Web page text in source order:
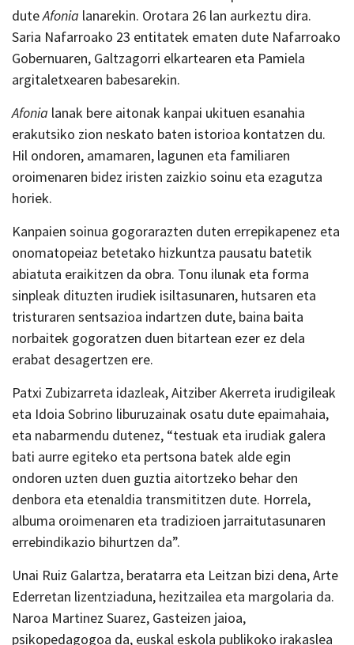
duteAfonia lanarekin. Orotara 26 lan aurkeztu dira.
Saria Nafarroako 23 entitatek ematen dute Nafarroako
Gobernuaren, Galtzagorri elkartearen eta Pamiela
argitaletxearen babesarekin.
Afonia lanak bere aitonak kanpai ukituen esanahia
erakutsiko zion neskato baten istorioa kontatzen du.
Hil ondoren, amamaren, lagunen eta familiaren
oroimenaren bidez iristen zaizkio soinu eta ezagutza
horiek.
Kanpaien soinua gogorarazten duten errepikapenez eta
onomatopeiaz betetako hizkuntza pausatu batetik
abiatuta eraikitzen da obra. Tonu ilunak eta forma
sinpleak dituzten irudiek isiltasunaren, hutsaren eta
tristuraren sentsazioa indartzen dute, baina baita
norbaitek gogoratzen duen bitartean ezer ez dela
erabat desagertzen ere.
Patxi Zubizarreta idazleak, Aitziber Akerreta irudigileak
eta Idoia Sobrino liburuzainak osatu dute epaimahaia,
eta nabarmendu dutenez, “testuak eta irudiak galera
bati aurre egiteko eta pertsona batek alde egin
ondoren uzten duen guztia aitortzeko behar den
denbora eta etenaldia transmititzen dute. Horrela,
albuma oroimenaren eta tradizioen jarraitutasunaren
errebindikazio bihurtzen da”.
Unai Ruiz Galartza, beratarra eta Leitzan bizi dena, Arte
Ederretan lizentziaduna, hezitzailea eta margolaria da.
Naroa Martinez Suarez, Gasteizen jaioa,
psikopedagogoa da, euskal eskola publikoko irakaslea